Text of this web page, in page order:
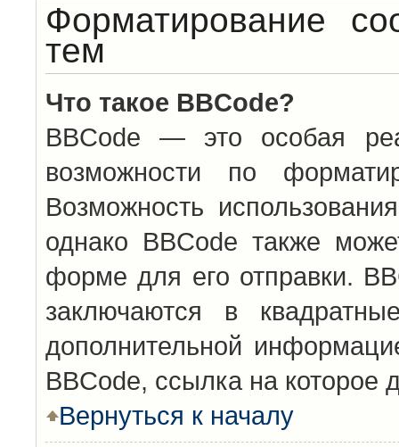
Форматирование
тем
Что такое BBCode?
BBCode — это особая
возможности по
Возможность
однако BBCode также
форме для его отправки.
заключаются в
дополнительной
BBCode, ссылка на
Вернуться к началу